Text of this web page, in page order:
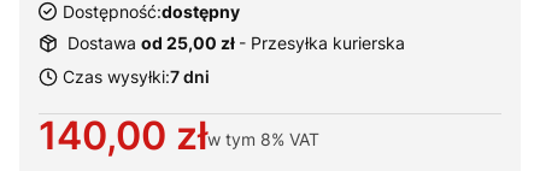
Dostępność:dostępny
Dostawa od 25,00 zł - Przesyłka kurierska
Czas wysyłki:7 dni
Cena
140,00 złw tym 8% VAT